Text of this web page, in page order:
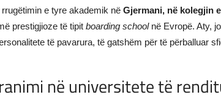
e tyre akademik në Gjermani, në kolegjin
prestigjioze të tipit boarding schoolnë Evropë. Aty,
të pavarura, të gatshëm për të përballuar
në universitete të